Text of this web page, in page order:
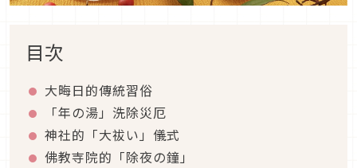
目次
大晦日的傳統習俗
「年の湯」洗除災厄
神社的「大祓い」儀式
佛教寺院的「除夜の鐘」